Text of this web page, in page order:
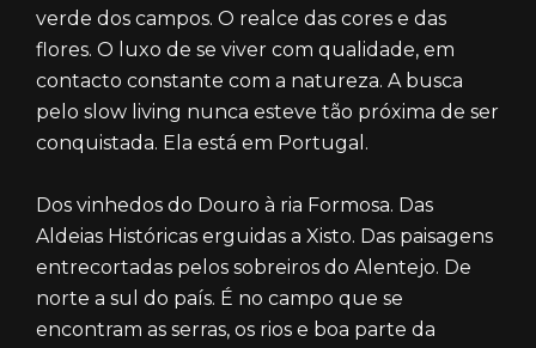
verde dos campos. O realce das cores e das
flores. O luxo de se viver com qualidade, em
contacto constante com a natureza. A busca
pelo slow living nunca esteve tão próxima de ser
conquistada. Ela está em Portugal.
Dos vinhedos do Douro à ria Formosa. Das
Aldeias Históricas erguidas a Xisto. Das paisagens
entrecortadas pelos sobreiros do Alentejo. De
norte a sul do país. É no campo que se
encontram as serras, os rios e boa parte da